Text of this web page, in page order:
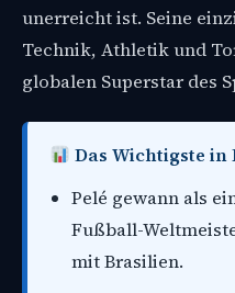
unerreicht ist. Seine
Technik, Athletik und
globalen Superstar des
Das Wichtigste in
Pelé gewann als
Fußball-
mit Brasilien.